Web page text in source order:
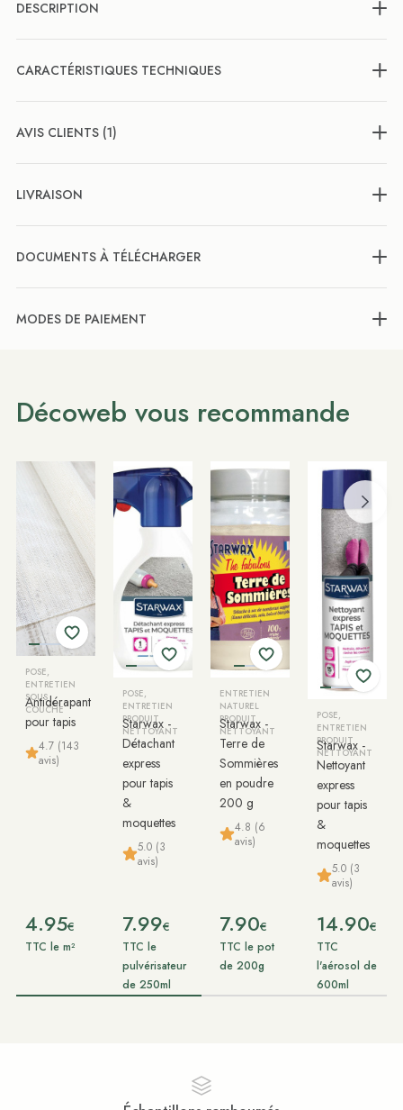
DESCRIPTION
CARACTÉRISTIQUES TECHNIQUES
AVIS CLIENTS (1)
LIVRAISON
DOCUMENTS À TÉLÉCHARGER
MODES DE PAIEMENT
Décoweb vous recommande
POSE,
ENTRETIEN
SOUS
COUCHE
Antidérapant
pour tapis
4.7 (143
avis)
4.95€
TTC le m²
POSE,
ENTRETIEN
PRODUIT
NETTOYANT
Starwax -
Détachant
express
pour tapis
&
moquettes
5.0 (3
avis)
7.99€
TTC le
pulvérisateur
de 250ml
ENTRETIEN
NATUREL
PRODUIT
NETTOYANT
Starwax -
Terre de
Sommières
en poudre
200 g
4.8 (6
avis)
7.90€
TTC le pot
de 200g
POSE,
ENTRETIEN
PRODUIT
NETTOYANT
Starwax -
Nettoyant
express
pour tapis
&
moquettes
5.0 (3
avis)
14.90€
TTC
l'aérosol de
600ml